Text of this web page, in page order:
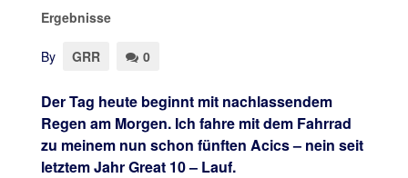
Ergebnisse
By GRR 0
Der Tag heute beginnt mit nachlassendem
Regen am Morgen. Ich fahre mit dem Fahrrad
zu meinem nun schon fünften Acics – nein seit
letztem Jahr Great 10 – Lauf.